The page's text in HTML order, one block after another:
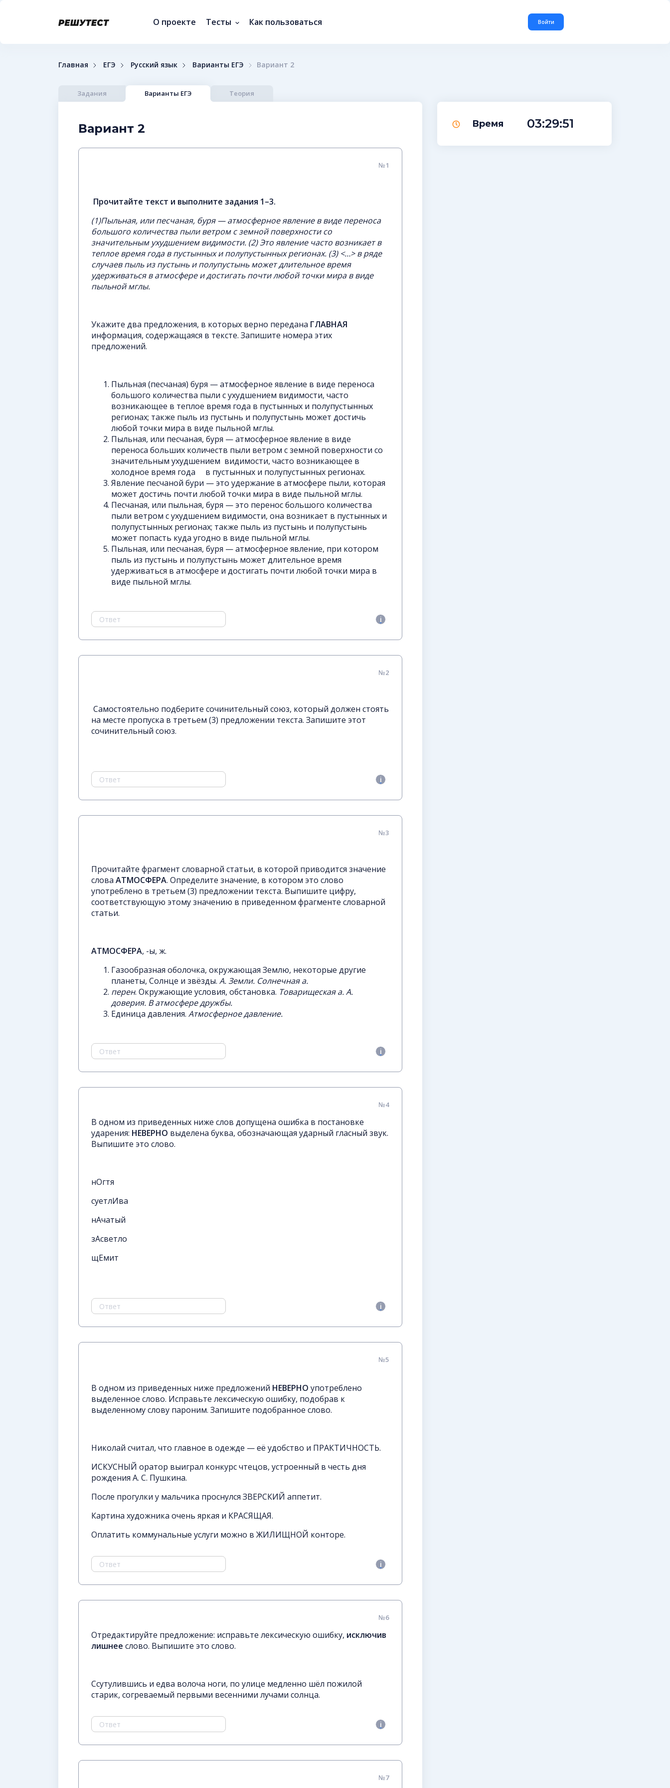
О проекте Тесты Как пользоваться Войти
Главная ЕГЭ Русский язык Варианты ЕГЭ Вариант 2
Задания Варианты ЕГЭ Теория
Вариант 2
№1
Прочитайте текст и выполните задания 1–3.
(1)Пыльная, или песчаная, буря — атмосферное явление в виде переноса
большого количества пыли ветром с земной поверхности со
значительным ухудшением видимости. (2) Это явление часто возникает в
теплое время года в пустынных и полупустынных регионах. (3) <…> в ряде
случаев пыль из пустынь и полупустынь может длительное время
удерживаться в атмосфере и достигать почти любой точки мира в виде
пыльной мглы.
Укажите два предложения, в которых верно передана ГЛАВНАЯ
информация, содержащаяся в тексте. Запишите номера этих
предложений.
Пыльная (песчаная) буря — атмосферное явление в виде переноса
большого количества пыли с ухудшением видимости, часто
возникающее в теплое время года в пустынных и полупустынных
регионах; также пыль из пустынь и полупустынь может достичь
любой точки мира в виде пыльной мглы.
Пыльная, или песчаная, буря — атмосферное явление в виде
переноса больших количеств пыли ветром с земной поверхности со
значительным ухудшением видимости, часто возникающее в
холодное время года в пустынных и полупустынных регионах.
Явление песчаной бури — это удержание в атмосфере пыли, которая
может достичь почти любой точки мира в виде пыльной мглы.
Песчаная, или пыльная, буря — это перенос большого количества
пыли ветром с ухудшением видимости, она возникает в пустынных и
полупустынных регионах; также пыль из пустынь и полупустынь
может попасть куда угодно в виде пыльной мглы.
Пыльная, или песчаная, буря — атмосферное явление, при котором
пыль из пустынь и полупустынь может длительное время
удерживаться в атмосфере и достигать почти любой точки мира в
виде пыльной мглы.
№2
Самостоятельно подберите сочинительный союз, который должен стоять
на месте пропуска в третьем (3) предложении текста. Запишите этот
сочинительный союз.
№3
Прочитайте фрагмент словарной статьи, в которой приводится значение
слова АТМОСФЕРА. Определите значение, в котором это слово
употреблено в третьем (3) предложении текста. Выпишите цифру,
соответствующую этому значению в приведенном фрагменте словарной
статьи.
АТМОСФЕРА, -ы, ж.
Газообразная оболочка, окружающая Землю, некоторые другие
планеты, Солнце и звёзды. А. Земли. Солнечная а.
перен. Окружающие условия, обстановка. Товарищеская а. А.
доверия. В атмосфере дружбы.
Единица давления. Атмосферное давление.
№4
В одном из приведенных ниже слов допущена ошибка в постановке
ударения: НЕВЕРНО выделена буква, обозначающая ударный гласный звук.
Выпишите это слово.
нОгтя
суетлИва
нАчатый
зАсветло
щЕмит
№5
В одном из приведенных ниже предложений НЕВЕРНО употреблено
выделенное слово. Исправьте лексическую ошибку, подобрав к
выделенному слову пароним. Запишите подобранное слово.
Николай считал, что главное в одежде — её удобство и ПРАКТИЧНОСТЬ.
ИСКУСНЫЙ оратор выиграл конкурс чтецов, устроенный в честь дня
рождения А. С. Пушкина.
После прогулки у мальчика проснулся ЗВЕРСКИЙ аппетит.
Картина художника очень яркая и КРАСЯЩАЯ.
Оплатить коммунальные услуги можно в ЖИЛИЩНОЙ конторе.
№6
Отредактируйте предложение: исправьте лексическую ошибку, исключив
лишнее слово. Выпишите это слово.
Ссутулившись и едва волоча ноги, по улице медленно шёл пожилой
старик, согреваемый первыми весенними лучами солнца.
№7
Время 03:29:51